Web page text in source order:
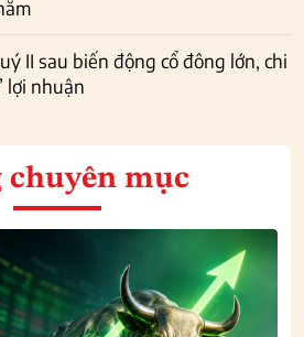
II sau biến động cổ đông lớn, chi
lợi nhuận
chuyên mục